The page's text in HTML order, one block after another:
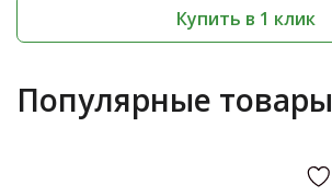
Купить в 1 клик
Популярные товары